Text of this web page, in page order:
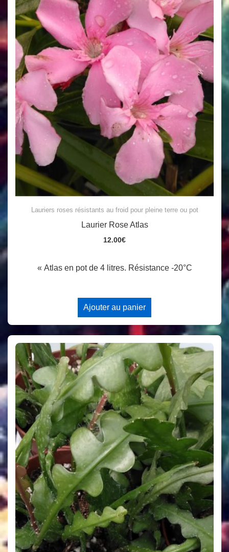
Lauriers roses résistants au froid pour pleine terre ou pot
Laurier Rose Atlas
12.00€
« Atlas en pot de 4 litres. Résistance -20°C
Ajouter au panier